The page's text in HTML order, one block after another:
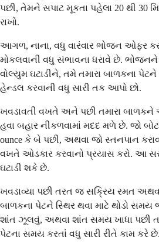
પછી, તેમને સપાટ મૂકતા પહેલા 20 થી 30
રાખો.
આગળ, નાના, વધુ વારંવાર ભોજન ઓફર
મોકલવાની વધુ સંભાવના ધરાવે છે.
વોલ્યુમ ઘટાડીને, તમે તમારા બાળકના
હેન્ડલ કરવાની વધુ સારી તક આપો છો.
ખવડાવતી વખતે અને પછી તમારા બાળકને
હવા બહાર નીકળવામાં મદદ મળે છે. જો
ounce કે બે પછી, અથવા જો સ્તનપાન
વખતે ઓડકાર કરવાનો પ્રયાસ કરો. આ
ઘટાડી શકે છે.
ખવડાવ્યા પછી તરત જ સક્રિય રમત અથવા
બાળકના પેટને સ્થિર થવા માટે થોડો
શાંત ઝૂલવું, અથવા શાંત સમય ખાધા પછી
પેટના સમય કરતાં વધુ સારી રીતે કામ કરે છે.